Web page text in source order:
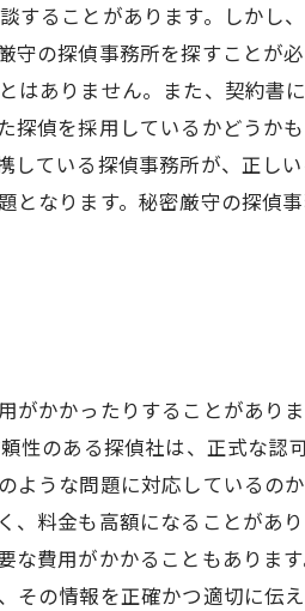
ることがあります。しかし
の探偵事務所を探すことが
ありません。また、契約書
偵を採用しているかどうか
ている探偵事務所が、正し
なります。秘密厳守の探偵
かかったりすることがあり
性のある探偵社は、正式な
うな問題に対応しているの
料金も高額になることがあ
費用がかかることもありま
の情報を正確かつ適切に伝